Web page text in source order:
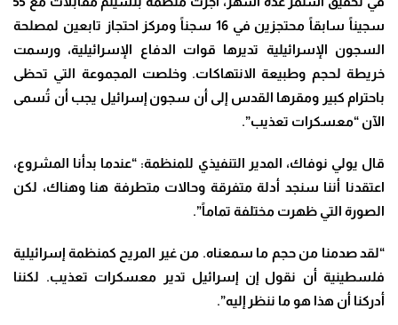
سجيناً سابقاً محتجزين في 16 سجناً ومركز احتجاز تابعين لمصلحة
السجون الإسرائيلية تديرها قوات الدفاع الإسرائيلية، ورسمت
خريطة لحجم وطبيعة الانتهاكات. وخلصت المجموعة التي تحظى
باحترام كبير ومقرها القدس إلى أن سجون إسرائيل يجب أن تُسمى
الآن “معسكرات تعذيب”.
قال يولي نوفاك، المدير التنفيذي للمنظمة: “عندما بدأنا المشروع،
اعتقدنا أننا سنجد أدلة متفرقة وحالات متطرفة هنا وهناك، لكن
الصورة التي ظهرت مختلفة تماماً”.
“لقد صدمنا من حجم ما سمعناه. من غير المريح كمنظمة إسرائيلية
فلسطينية أن نقول إن إسرائيل تدير معسكرات تعذيب. لكننا
أدركنا أن هذا هو ما ننظر إليه”.